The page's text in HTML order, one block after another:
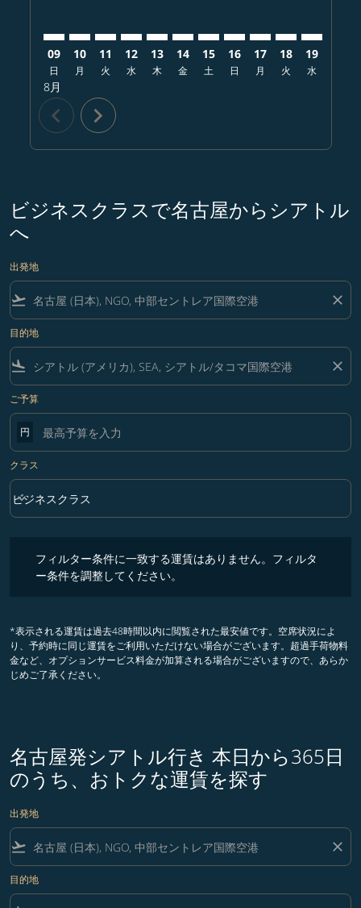
09
日
8月
10
月
11
火
12
水
13
木
14
金
15
土
16
日
17
月
18
火
19
水
chevron_left chevron_right
ビジネスクラスで名古屋からシアトル
へ
出発地
flight_takeoff close
目的地
flight_land close
ご予算
円
クラス
クラス option ビジネスクラス Selected
ビジネスクラス
keyboard_arrow_down
フィルター条件に一致する運賃はありません。フィルタ
ー条件を調整してください。
*表示される運賃は過去48時間以内に閲覧された最安値です。空席状況によ
り、予約時に同じ運賃をご利用いただけない場合がございます。超過手荷物料
金など、オプションサービス料金が加算される場合がございますので、あらか
じめご了承ください。
名古屋発シアトル行き 本日から365日
のうち、おトクな運賃を探す
出発地
flight_takeoff close
目的地